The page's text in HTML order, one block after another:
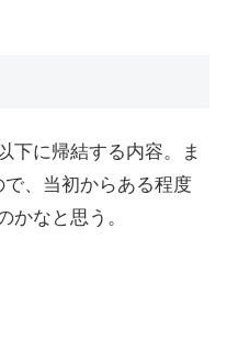
下に帰結する内容。ま
、当初からある程度
かなと思う。